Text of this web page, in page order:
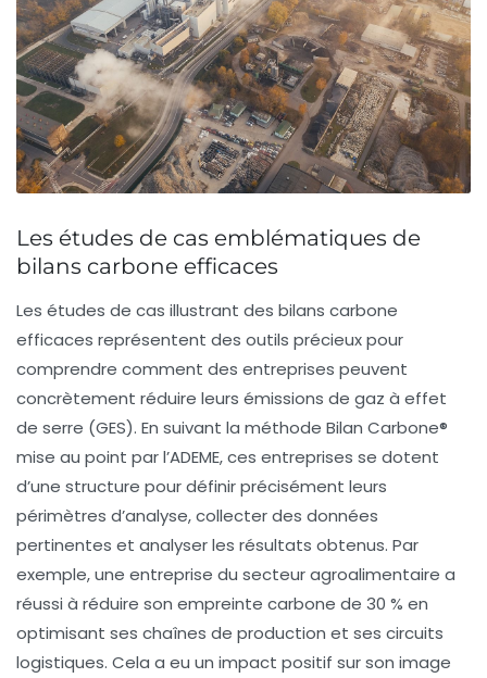
Les études de cas emblématiques de
bilans carbone efficaces
Les études de cas illustrant des bilans carbone
efficaces représentent des outils précieux pour
comprendre comment des entreprises peuvent
concrètement réduire leurs émissions de gaz à effet
de serre (GES). En suivant la méthode Bilan Carbone®
mise au point par l’ADEME, ces entreprises se dotent
d’une structure pour définir précisément leurs
périmètres d’analyse, collecter des données
pertinentes et analyser les résultats obtenus. Par
exemple, une entreprise du secteur agroalimentaire a
réussi à réduire son empreinte carbone de 30 % en
optimisant ses chaînes de production et ses circuits
logistiques. Cela a eu un impact positif sur son image